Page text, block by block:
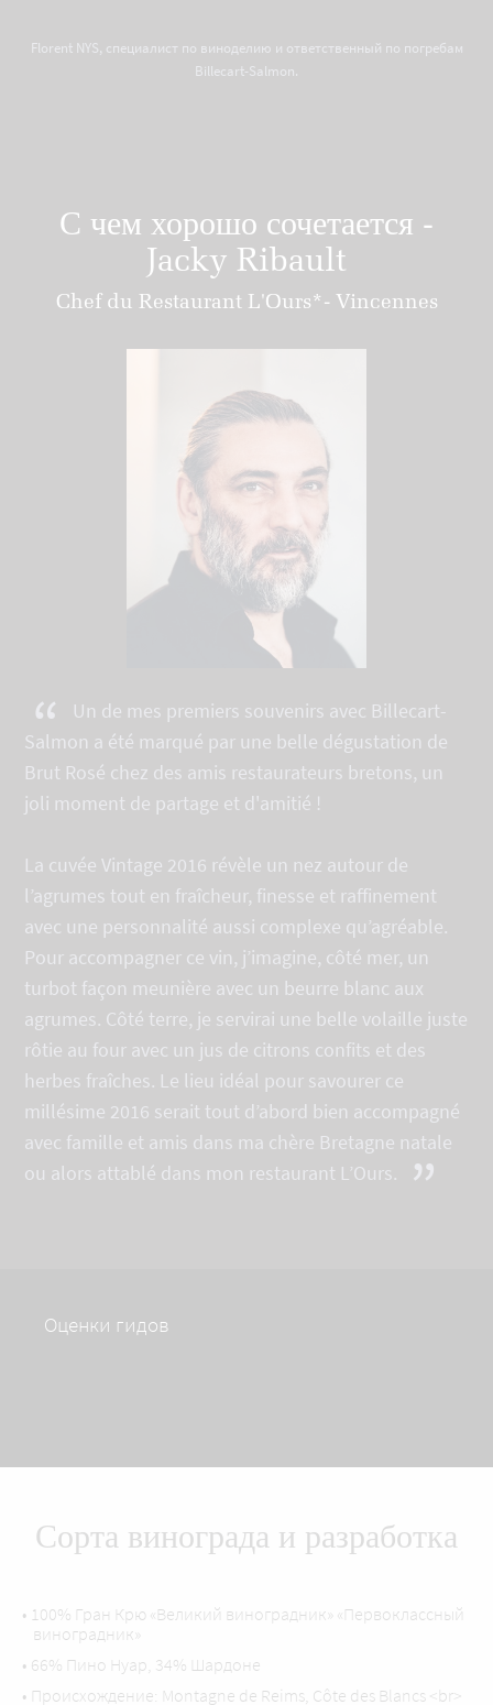
Florent NYS, специалист по виноделию и ответственный по погребам
Billecart-Salmon.
С чем хорошо сочетается -
Jacky Ribault
Chef du Restaurant L'Ours*- Vincennes
“ Un de mes premiers souvenirs avec Billecart-
Salmon a été marqué par une belle dégustation de
Brut Rosé chez des amis restaurateurs bretons, un
joli moment de partage et d'amitié !
La cuvée Vintage 2016 révèle un nez autour de
l’agrumes tout en fraîcheur, finesse et raffinement
avec une personnalité aussi complexe qu’agréable.
Pour accompagner ce vin, j’imagine, côté mer, un
turbot façon meunière avec un beurre blanc aux
agrumes. Côté terre, je servirai une belle volaille juste
rôtie au four avec un jus de citrons confits et des
herbes fraîches. Le lieu idéal pour savourer ce
millésime 2016 serait tout d’abord bien accompagné
avec famille et amis dans ma chère Bretagne natale
ou alors attablé dans mon restaurant L’Ours.
”
Оценки гидов
Сорта винограда и разработка
• 100% Гран Крю «Великий виноградник» «Первоклассный
виноградник»
• 66% Пино Нуар, 34% Шардоне
• Происхождение: Montagne de Reims, Côte des Blancs <br>